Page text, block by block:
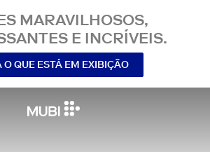
MARAVILHOSOS,
E INCRÍVEIS.
O QUE ESTÁ EM EXIBIÇÃO